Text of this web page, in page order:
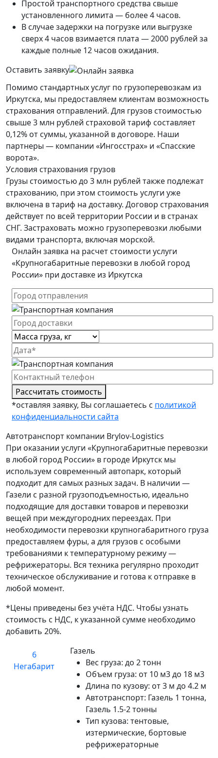
Простой транспортного средства свыше
установленного лимита — более 4 часов.
В случае задержки на погрузке или выгрузке
сверх 4 часов взимается плата — 2000 рублей за
каждые полные 12 часов ожидания.
Оставить заявку
Помимо стандартных услуг по грузоперевозкам из
Иркутска, мы предоставляем клиентам возможность
страхования отправлений. Для грузов стоимостью
свыше 3 млн рублей страховой тариф составляет
0,12% от суммы, указанной в договоре. Наши
партнеры — компании «Ингосстрах» и «Спасские
ворота».
Условия страхования грузов
Грузы стоимостью до 3 млн рублей также подлежат
страхованию, при этом стоимость услуги уже
включена в тариф на доставку. Договор страхования
действует по всей территории России и в странах
СНГ. Застраховать можно грузоперевозки любыми
видами транспорта, включая морской.
Онлайн заявка на расчет стоимости услуги
«Крупногабаритные перевозки в любой город
России» при доставке из Иркутска
Рассчитать стоимость
*оставляя заявку, Вы соглашаетесь с политикой
конфиденциальности сайта
Автотранспорт компании Brylov-Logistics
При оказании услуги «Крупногабаритные перевозки
в любой город России» в городе Иркутск мы
используем современный автопарк, который
подходит для самых разных задач. В наличии —
Газели с разной грузоподъемностью, идеально
подходящие для доставки товаров и перевозки
вещей при междугородних переездах. При
необходимости перевозки крупногабаритного груза
предоставляем фуры, а для грузов с особыми
требованиями к температурному режиму —
рефрижераторы. Вся техника регулярно проходит
техническое обслуживание и готова к отправке в
любой момент.
*Цены приведены без учёта НДС. Чтобы узнать
стоимость с НДС, к указанной сумме необходимо
добавить 20%.
6
Негабарит
Газель
Вес груза: до 2 тонн
Объем груза: от 10 м3 до 18 м3
Длина по кузову: от 3 м до 4.2 м
Автотранспорт: Газель 1 тонна,
Газель 1.5-2 тонны
Тип кузова: тентовые,
изтермические, бортовые
рефрижераторные